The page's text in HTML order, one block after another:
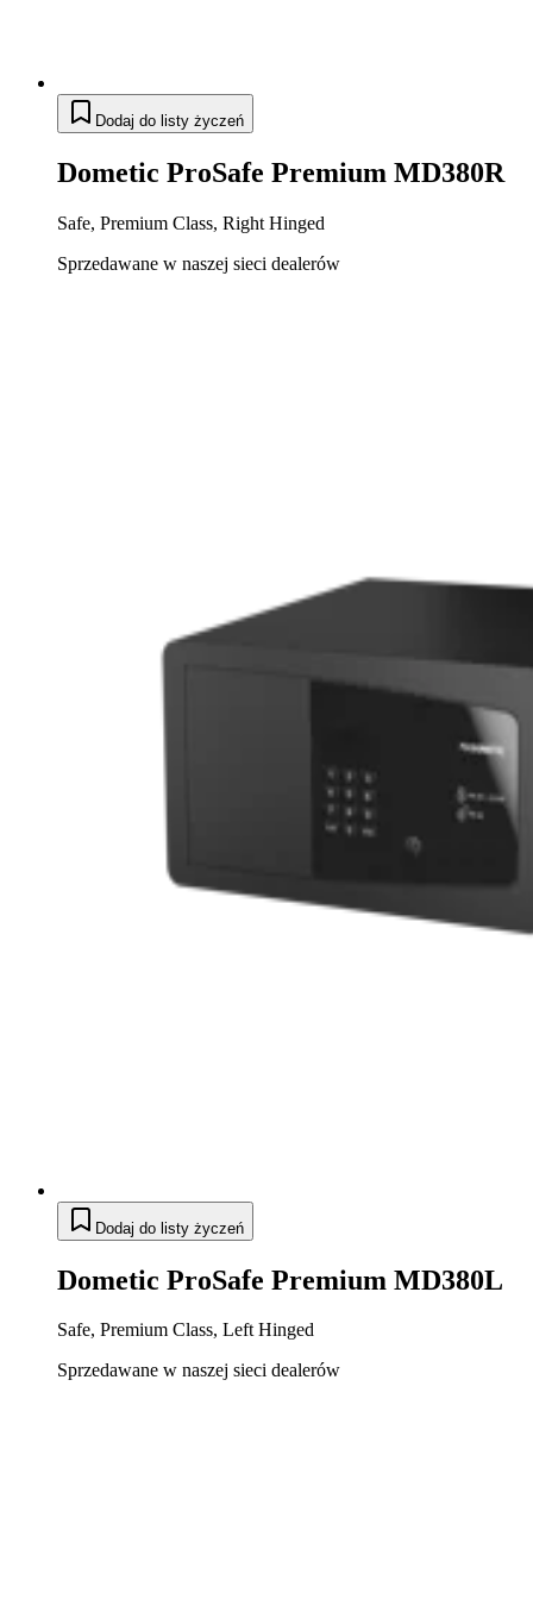
Dodaj do listy życzeń
Dometic ProSafe Premium MD380R
Safe, Premium Class, Right Hinged
Sprzedawane w naszej sieci dealerów
Dodaj do listy życzeń
Dometic ProSafe Premium MD380L
Safe, Premium Class, Left Hinged
Sprzedawane w naszej sieci dealerów